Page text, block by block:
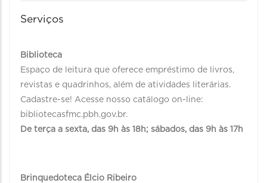
Serviços
Biblioteca
Espaço de leitura que oferece empréstimo de livros,
revistas e quadrinhos, além de atividades literárias.
Cadastre-se! Acesse nosso catálogo on-line:
bibliotecasfmc.pbh.gov.br.
De terça a sexta, das 9h às 18h; sábados, das 9h às 17h
Brinquedoteca Élcio Ribeiro